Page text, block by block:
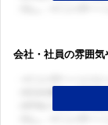
会社・社員の雰囲気